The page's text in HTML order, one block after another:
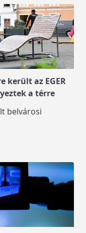
került az EGER
a térre
belvárosi